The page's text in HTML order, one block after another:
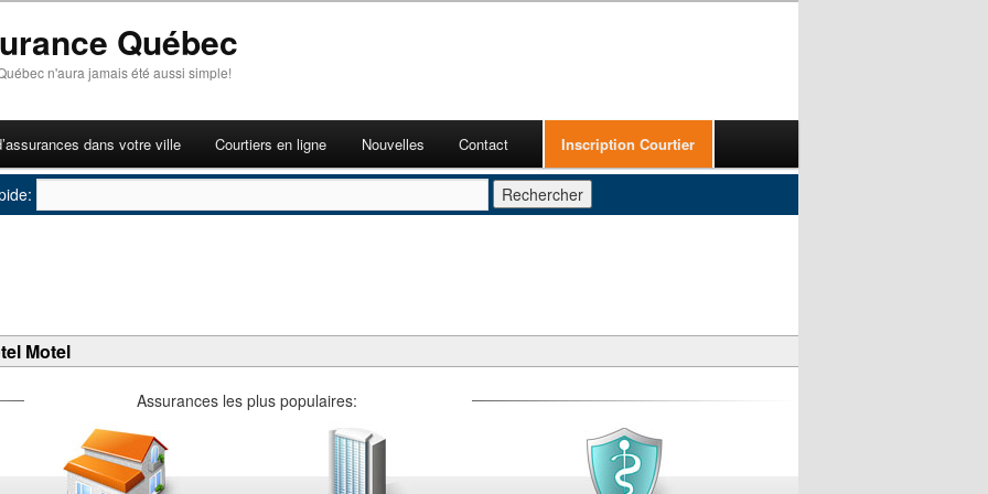
Québec
n'aura jamais été aussi simple!
dans votre ville Courtiers en ligne Nouvelles Contact Inscription Courtier
Motel
Assurances les plus populaires: